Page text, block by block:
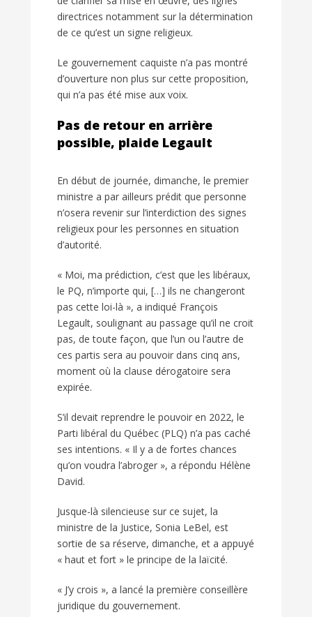
directrices notamment sur la détermination
de ce qu’est un signe religieux.
Le gouvernement caquiste n’a pas montré
d’ouverture non plus sur cette proposition,
qui n’a pas été mise aux voix.
Pas de retour en arrière
possible, plaide Legault
En début de journée, dimanche, le premier
ministre a par ailleurs prédit que personne
n’osera revenir sur l’interdiction des signes
religieux pour les personnes en situation
d’autorité.
« Moi, ma prédiction, c’est que les libéraux,
le PQ, n’importe qui, […] ils ne changeront
pas cette loi-là », a indiqué François
Legault, soulignant au passage qu’il ne croit
pas, de toute façon, que l’un ou l’autre de
ces partis sera au pouvoir dans cinq ans,
moment où la clause dérogatoire sera
expirée.
S’il devait reprendre le pouvoir en 2022, le
Parti libéral du Québec (PLQ) n’a pas caché
ses intentions. « Il y a de fortes chances
qu’on voudra l’abroger », a répondu Hélène
David.
Jusque-là silencieuse sur ce sujet, la
ministre de la Justice, Sonia LeBel, est
sortie de sa réserve, dimanche, et a appuyé
« haut et fort » le principe de la laïcité.
« J’y crois », a lancé la première conseillère
juridique du gouvernement.